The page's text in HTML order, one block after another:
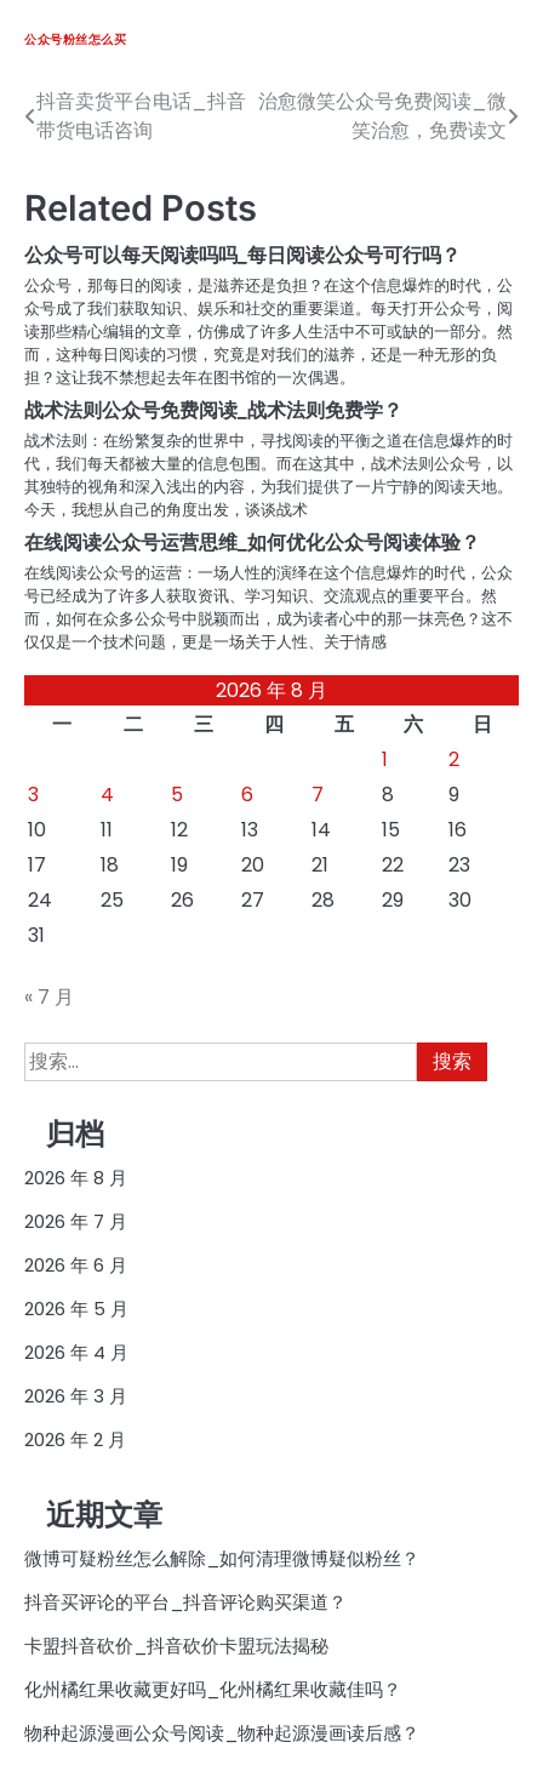
公众号粉丝怎么买
文
章
导
航
抖音卖货平台电话_抖音
带货电话咨询
治愈微笑公众号免费阅读_微
笑治愈，免费读文
Related Posts
公众号可以每天阅读吗吗_每日阅读公众号可行吗？
公众号，那每日的阅读，是滋养还是负担？在这个信息爆炸的时代，公
众号成了我们获取知识、娱乐和社交的重要渠道。每天打开公众号，阅
读那些精心编辑的文章，仿佛成了许多人生活中不可或缺的一部分。然
而，这种每日阅读的习惯，究竟是对我们的滋养，还是一种无形的负
担？这让我不禁想起去年在图书馆的一次偶遇。
战术法则公众号免费阅读_战术法则免费学？
战术法则：在纷繁复杂的世界中，寻找阅读的平衡之道在信息爆炸的时
代，我们每天都被大量的信息包围。而在这其中，战术法则公众号，以
其独特的视角和深入浅出的内容，为我们提供了一片宁静的阅读天地。
今天，我想从自己的角度出发，谈谈战术
在线阅读公众号运营思维_如何优化公众号阅读体验？
在线阅读公众号的运营：一场人性的演绎在这个信息爆炸的时代，公众
号已经成为了许多人获取资讯、学习知识、交流观点的重要平台。然
而，如何在众多公众号中脱颖而出，成为读者心中的那一抹亮色？这不
仅仅是一个技术问题，更是一场关于人性、关于情感
2026 年 8 月
一
二 三 四 五 六
日
1
2
3
4 5 6 7 8
9
10
11 12 13 14 15
16
17
18 19 20 21 22
23
24
25 26 27 28 29
30
31
« 7 月
搜
索：
归档
2026 年 8 月
2026 年 7 月
2026 年 6 月
2026 年 5 月
2026 年 4 月
2026 年 3 月
2026 年 2 月
近期文章
微博可疑粉丝怎么解除_如何清理微博疑似粉丝？
抖音买评论的平台_抖音评论购买渠道？
卡盟抖音砍价_抖音砍价卡盟玩法揭秘
化州橘红果收藏更好吗_化州橘红果收藏佳吗？
物种起源漫画公众号阅读_物种起源漫画读后感？